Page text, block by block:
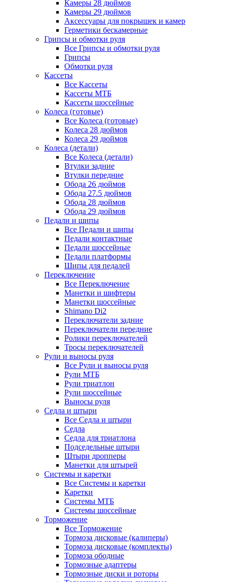
Камеры 28 дюймов
Камеры 29 дюймов
Аксессуары для покрышек и камер
Герметики бескамерные
Грипсы и обмотки руля
Все Грипсы и обмотки руля
Грипсы
Обмотки руля
Кассеты
Все Кассеты
Кассеты МТБ
Кассеты шоссейные
Колеса (готовые)
Все Колеса (готовые)
Колеса 28 дюймов
Колеса 29 дюймов
Колеса (детали)
Все Колеса (детали)
Втулки задние
Втулки передние
Обода 26 дюймов
Обода 27.5 дюймов
Обода 28 дюймов
Обода 29 дюймов
Педали и шипы
Все Педали и шипы
Педали контактные
Педали шоссейные
Педали платформы
Шипы для педалей
Переключение
Все Переключение
Манетки и шифтеры
Манетки шоссейные
Shimano Di2
Переключатели задние
Переключатели передние
Ролики переключателей
Тросы переключателей
Рули и выносы руля
Все Рули и выносы руля
Рули МТБ
Рули триатлон
Рули шоссейные
Выносы руля
Седла и штыри
Все Седла и штыри
Седла
Седла для триатлона
Подседельные штыри
Штыри дропперы
Манетки для штырей
Системы и каретки
Все Системы и каретки
Каретки
Системы МТБ
Системы шоссейные
Торможение
Все Торможение
Тормоза дисковые (калиперы)
Тормоза дисковые (комплекты)
Тормоза ободные
Тормозные адаптеры
Тормозные диски и роторы